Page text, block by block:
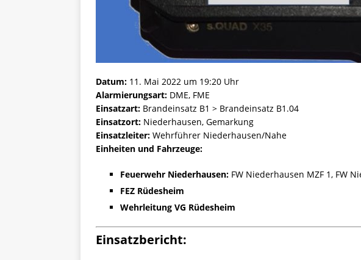
Datum: 11. Mai 2022 um 19:20 Uhr
Alarmierungsart: DME, FME
Einsatzart: Brandeinsatz B1 > Brandeinsatz B1.04
Einsatzort: Niederhausen, Gemarkung
Einsatzleiter: Wehrführer Niederhausen/Nahe
Einheiten und Fahrzeuge:
Feuerwehr Niederhausen: FW Niederhausen MZF 1, FW
FEZ Rüdesheim
Wehrleitung VG Rüdesheim
Einsatzbericht: